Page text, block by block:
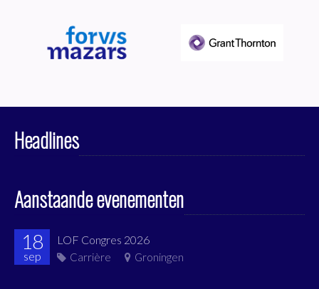
Headlines
Aanstaande evenementen
18
sep
LOF Congres 2026
Carrière Groningen